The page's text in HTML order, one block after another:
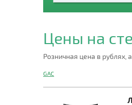
Цены на
Розничная цена в рублях,
GAC